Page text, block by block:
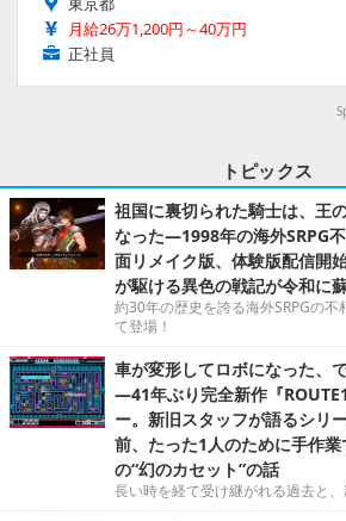
月給26万1,200円～40万円
正社員
トピックス
祖国に裏切られた騎士は、王
なった―1998年の海外SRPG
面リメイク版、体験版配信開
が駆ける異色の戦記が令和に
約30年の歴史を誇る海外SRPGの
て登場！
車が変形してロボになった、
―41年ぶり完全新作『
ー。新旧スタッフが語るシリ
前、たった1人のために手作
の“幻のカセット”の話
長い時を経て受け継がれる過去と、